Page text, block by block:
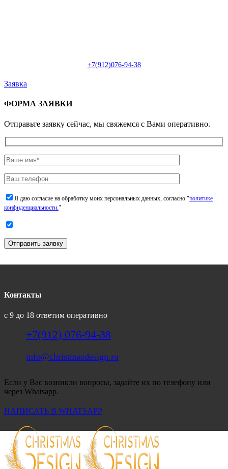
+7(912)076-94-38
Заявка
ФОРМА ЗАЯВКИ
Отправьте заявку сейчас, мы свяжемся с Вами оперативно.
Я даю согласие на обработку моих персональных данных, согласно "политике
конфиденциальности."
Отправить заявку
Контакты
с 9 до 18 ответим оперативно
+7(912) 076-94-38
info@christmasdesign.ru
Если у Вас возникли вопросы, задайте их по телефону или
через Whatsapp.
НАПИСАТЬ В WHATSAPP